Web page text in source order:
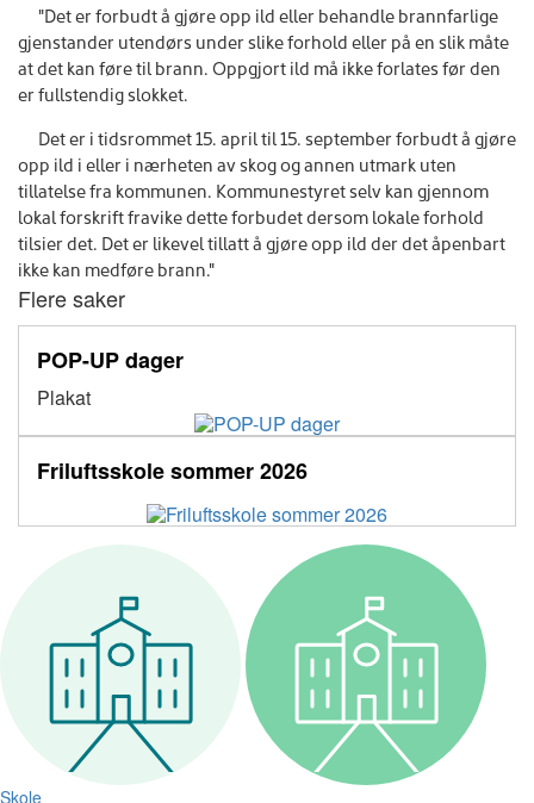
"Det er forbudt å gjøre opp ild eller behandle brannfarlige
gjenstander utendørs under slike forhold eller på en slik måte
at det kan føre til brann. Oppgjort ild må ikke forlates før den
er fullstendig slokket.
Det er i tidsrommet 15. april til 15. september forbudt å gjøre
opp ild i eller i nærheten av skog og annen utmark uten
tillatelse fra kommunen. Kommunestyret selv kan gjennom
lokal forskrift fravike dette forbudet dersom lokale forhold
tilsier det. Det er likevel tillatt å gjøre opp ild der det åpenbart
ikke kan medføre brann."
Flere saker
POP-UP dager
Plakat
Friluftsskole sommer 2026
Skole